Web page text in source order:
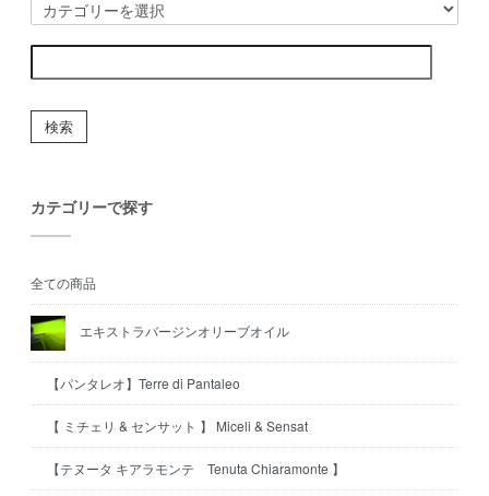
検索
カテゴリーで探す
全ての商品
エキストラバージンオリーブオイル
【パンタレオ】Terre di Pantaleo
【 ミチェリ & センサット 】 Miceli & Sensat
【テヌータ キアラモンテ Tenuta Chiaramonte 】